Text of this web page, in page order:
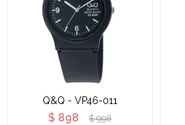
Q&Q - VP46-011
$ 898 $ 998